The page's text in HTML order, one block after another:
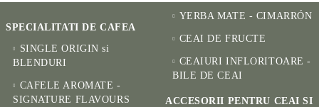
SPECIALITATI DE CAFEA
SINGLE ORIGIN si
BLENDURI
CAFELE AROMATE -
SIGNATURE FLAVOURS
YERBA MATE - CIMARRÓN
CEAI DE FRUCTE
CEAIURI INFLORITOARE -
BILE DE CEAI
ACCESORII PENTRU CEAI SI